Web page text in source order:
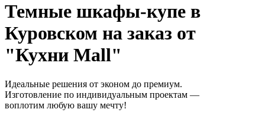
Темные шкафы-купе в
Куровском на заказ от
"Кухни Mall"
Идеальные решения от эконом до премиум.
Изготовление по индивидуальным проектам —
воплотим любую вашу мечту!